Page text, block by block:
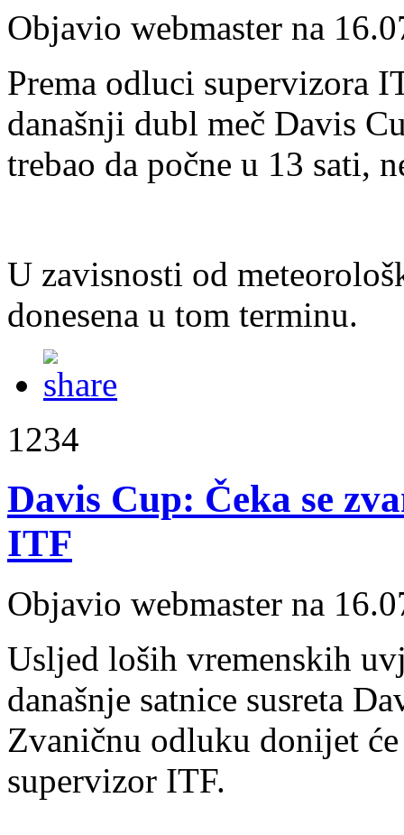
Objavio webmaster na
Prema odluci supervizora
današnji dubl meč Davis
trebao da počne u 13 sati,
U zavisnosti od
donesena u tom terminu.
1234
Davis Cup: Čeka se
ITF
Objavio webmaster na
Usljed loših vremenskih
današnje satnice susreta
Zvaničnu odluku donijet
supervizor ITF.